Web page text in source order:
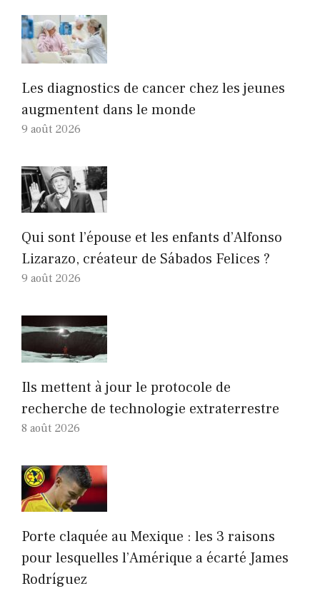
Les diagnostics de cancer chez les jeunes
augmentent dans le monde
9 août 2026
Qui sont l’épouse et les enfants d’Alfonso
Lizarazo, créateur de Sábados Felices ?
9 août 2026
Ils mettent à jour le protocole de
recherche de technologie extraterrestre
8 août 2026
Porte claquée au Mexique : les 3 raisons
pour lesquelles l’Amérique a écarté James
Rodríguez